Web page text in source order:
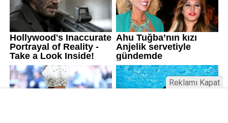
Reklamı Kapat